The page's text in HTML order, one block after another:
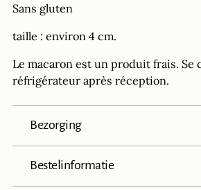
Sans gluten
taille : environ 4 cm.
Le macaron est un produit frais. Se
réfrigérateur après réception.
Bezorging
Bestelinformatie